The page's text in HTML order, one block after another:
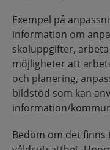
Exempel på
information om
skoluppgifter,
möjligheter att
och planering,
bildstöd som kan
information/
Bedöm om det finns